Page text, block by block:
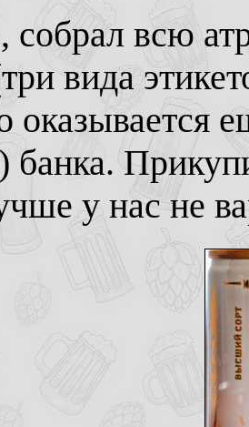
собрал всю
вида
оказывается
банка.
у нас не